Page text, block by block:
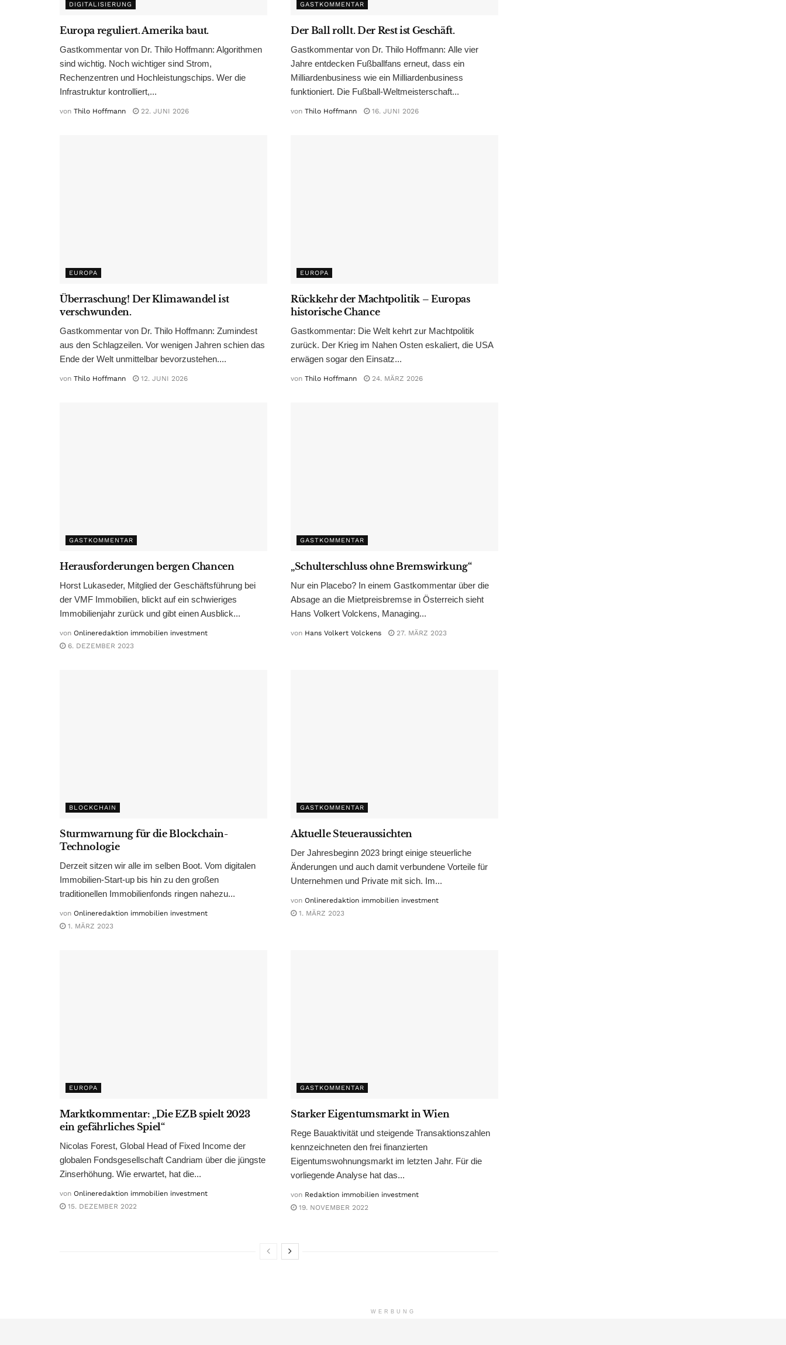
DIGITALISIERUNG
Europa reguliert. Amerika baut.
Gastkommentar von Dr. Thilo Hoffmann: Algorithmen
sind wichtig. Noch wichtiger sind Strom,
Rechenzentren und Hochleistungschips. Wer die
Infrastruktur kontrolliert,...
von Thilo Hoffmann 22. JUNI 2026
GASTKOMMENTAR
Der Ball rollt. Der Rest ist Geschäft.
Gastkommentar von Dr. Thilo Hoffmann: Alle vier
Jahre entdecken Fußballfans erneut, dass ein
Milliardenbusiness wie ein Milliardenbusiness
funktioniert. Die Fußball-Weltmeisterschaft...
von Thilo Hoffmann 16. JUNI 2026
EUROPA
Überraschung! Der Klimawandel ist
verschwunden.
Gastkommentar von Dr. Thilo Hoffmann: Zumindest
aus den Schlagzeilen. Vor wenigen Jahren schien das
Ende der Welt unmittelbar bevorzustehen....
von Thilo Hoffmann 12. JUNI 2026
EUROPA
Rückkehr der Machtpolitik – Europas
historische Chance
Gastkommentar: Die Welt kehrt zur Machtpolitik
zurück. Der Krieg im Nahen Osten eskaliert, die USA
erwägen sogar den Einsatz...
von Thilo Hoffmann 24. MÄRZ 2026
GASTKOMMENTAR
Herausforderungen bergen Chancen
Horst Lukaseder, Mitglied der Geschäftsführung bei
der VMF Immobilien, blickt auf ein schwieriges
Immobilienjahr zurück und gibt einen Ausblick...
von Onlineredaktion immobilien investment
6. DEZEMBER 2023
GASTKOMMENTAR
„Schulterschluss ohne Bremswirkung“
Nur ein Placebo? In einem Gastkommentar über die
Absage an die Mietpreisbremse in Österreich sieht
Hans Volkert Volckens, Managing...
von Hans Volkert Volckens 27. MÄRZ 2023
BLOCKCHAIN
Sturmwarnung für die Blockchain-
Technologie
Derzeit sitzen wir alle im selben Boot. Vom digitalen
Immobilien-Start-up bis hin zu den großen
traditionellen Immobilienfonds ringen nahezu...
von Onlineredaktion immobilien investment
1. MÄRZ 2023
GASTKOMMENTAR
Aktuelle Steueraussichten
Der Jahresbeginn 2023 bringt einige steuerliche
Änderungen und auch damit verbundene Vorteile für
Unternehmen und Private mit sich. Im...
von Onlineredaktion immobilien investment
1. MÄRZ 2023
EUROPA
Marktkommentar: „Die EZB spielt 2023
ein gefährliches Spiel“
Nicolas Forest, Global Head of Fixed Income der
globalen Fondsgesellschaft Candriam über die jüngste
Zinserhöhung. Wie erwartet, hat die...
von Onlineredaktion immobilien investment
15. DEZEMBER 2022
GASTKOMMENTAR
Starker Eigentumsmarkt in Wien
Rege Bauaktivität und steigende Transaktionszahlen
kennzeichneten den frei finanzierten
Eigentumswohnungsmarkt im letzten Jahr. Für die
vorliegende Analyse hat das...
von Redaktion immobilien investment
19. NOVEMBER 2022
WERBUNG